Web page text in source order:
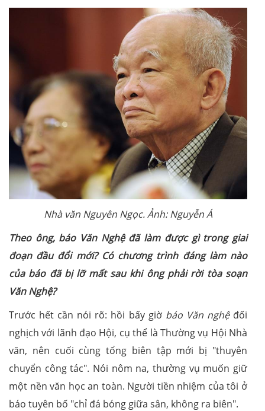
Nhà văn Nguyên Ngọc. Ảnh: Nguyễn Á
Theo ông, báo Văn Nghệ đã làm được gì trong giai
đoạn đầu đổi mới? Có chương trình đáng làm nào
của báo đã bị lỡ mất sau khi ông phải rời tòa soạn
Văn Nghệ?
Trước hết cần nói rõ: hồi bấy giờ báo Văn nghệđối
nghịch với lãnh đạo Hội, cụ thể là Thường vụ Hội Nhà
văn, nên cuối cùng tổng biên tập mới bị "thuyên
chuyển công tác". Nói nôm na, thường vụ muốn giữ
một nền văn học an toàn. Người tiền nhiệm của tôi ở
báo tuyên bố "chỉ đá bóng giữa sân, không ra biên".